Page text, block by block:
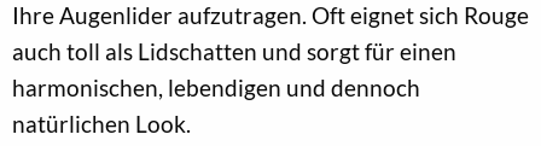
Ihre Augenlider aufzutragen. Oft eignet sich Rouge
auch toll als Lidschatten und sorgt für einen
harmonischen, lebendigen und dennoch
natürlichen Look.